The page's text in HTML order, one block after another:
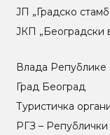
ЈП „Градско
ЈКП „Београдски
Влада Републике
Град Београд
Туристичка
РГЗ –